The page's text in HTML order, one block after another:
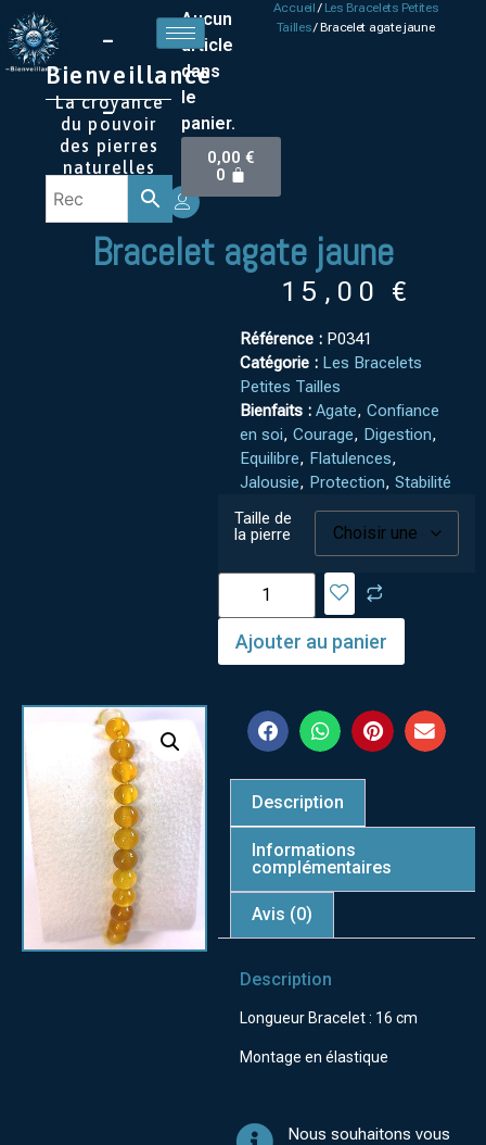
–
Bienveillance
–
La croyance
du pouvoir
des pierres
naturelles
Aucun
article
dans
le
panier.
0,00€
0
Accueil/ Les Bracelets Petites
Tailles/ Bracelet agate jaune
Bracelet agate jaune
15,00 €
Référence : P0341
Catégorie : Les Bracelets
Petites Tailles
Bienfaits : Agate, Confiance
en soi, Courage, Digestion,
Equilibre, Flatulences,
Jalousie, Protection, Stabilité
Taille de
la pierre
Ajouter au panier
Description
Informations
complémentaires
Avis (0)
Description
Longueur Bracelet : 16 cm
Montage en élastique
Nous souhaitons vous